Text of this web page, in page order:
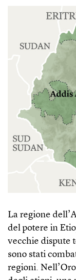
La regione
del potere in
vecchie dispute
sono stati
regioni.